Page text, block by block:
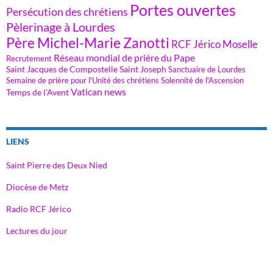
Persécution des chrétiens Portes ouvertes
Pèlerinage à Lourdes
Père Michel-Marie Zanotti RCF Jérico Moselle
Recrutement Réseau mondial de prière du Pape
Saint Jacques de CompostelleSaint Joseph Sanctuaire de Lourdes
Semaine de prière pour l'Unité des chrétiens Solennité de l'Ascension
Temps de l'AventVatican news
LIENS
Saint Pierre des Deux Nied
Diocèse de Metz
Radio RCF Jérico
Lectures du jour